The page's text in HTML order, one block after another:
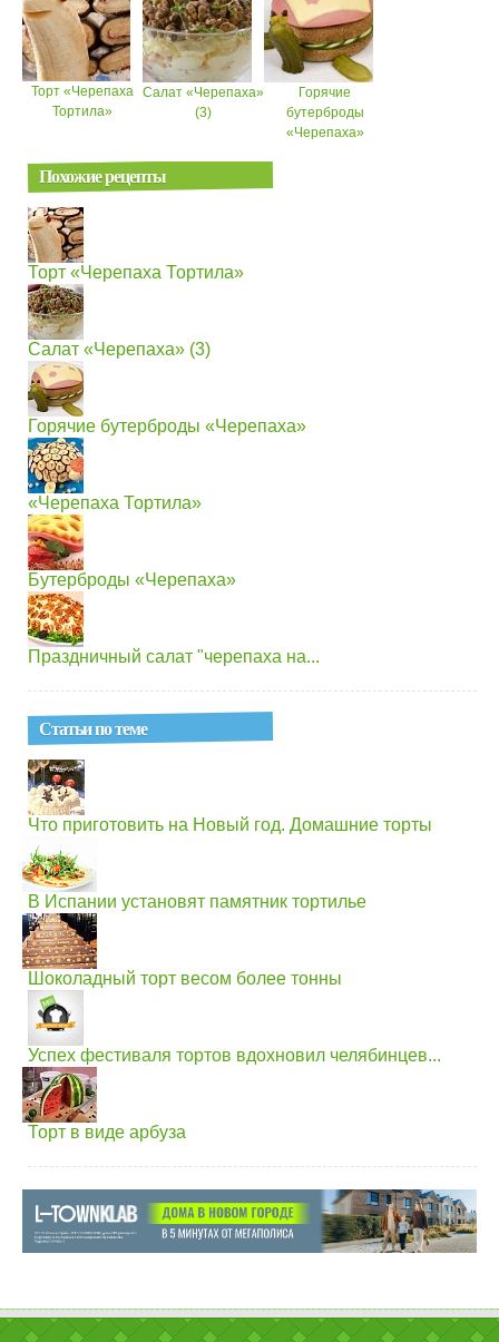
Торт «Черепаха
Тортила»
Салат «Черепаха»
(3)
Горячие
бутерброды
«Черепаха»
Похожие рецепты
Торт «Черепаха Тортила»
Салат «Черепаха» (3)
Горячие бутерброды «Черепаха»
«Черепаха Тортила»
Бутерброды «Черепаха»
Праздничный салат "черепаха на...
Статьи по теме
Что приготовить на Новый год. Домашние торты
В Испании установят памятник тортилье
Шоколадный торт весом более тонны
Успех фестиваля тортов вдохновил челябинцев...
Торт в виде арбуза